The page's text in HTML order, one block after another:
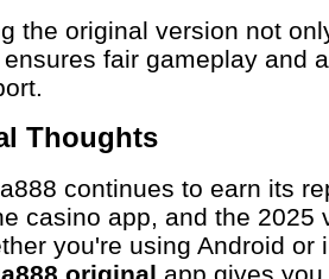
the original version not
fair gameplay and
Thoughts
continues to earn its
casino app, and the 2025
you're using Android or
original app gives